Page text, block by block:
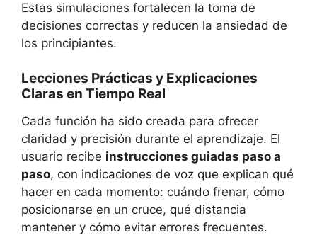
Estas simulaciones fortalecen la toma de
decisiones correctas y reducen la ansiedad de
los principiantes.
Lecciones Prácticas y Explicaciones
Claras en Tiempo Real
Cada función ha sido creada para ofrecer
claridad y precisión durante el aprendizaje. El
usuario recibe instrucciones guiadas paso a
paso, con indicaciones de voz que explican qué
hacer en cada momento: cuándo frenar, cómo
posicionarse en un cruce, qué distancia
mantener y cómo evitar errores frecuentes.